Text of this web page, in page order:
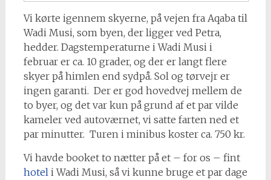
Vi kørte igennem skyerne, på vejen fra Aqaba til
Wadi Musi, som byen, der ligger ved Petra,
hedder. Dagstemperaturne i Wadi Musi i
februar er ca. 10 grader, og der er langt flere
skyer på himlen end sydpå. Sol og tørvejr er
ingen garanti. Der er god hovedvej mellem de
to byer, og det var kun på grund af et par vilde
kameler ved autoværnet, vi satte farten ned et
par minutter. Turen i minibus koster ca. 750 kr.
Vi havde booket to nætter på et – for os – fint
hoteli Wadi Musi, så vi kunne bruge et par dage